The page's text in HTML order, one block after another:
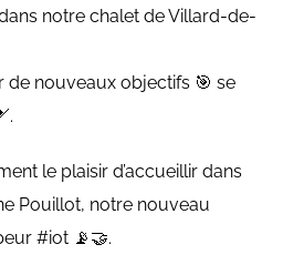
notre chalet de Villard-de-
de nouveaux objectifs 🎯 se
le plaisir d’accueillir dans
Pouillot, notre nouveau
#iot 📡🤝.